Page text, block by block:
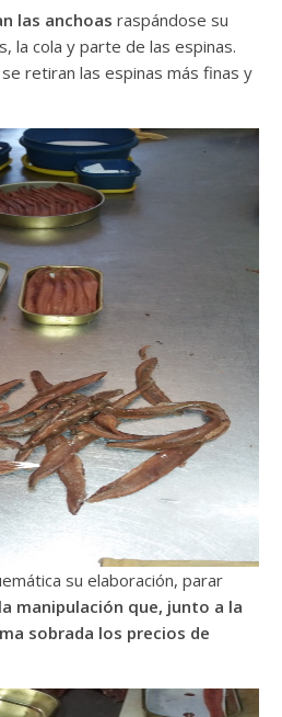
las anchoasraspándose su
la cola y parte de las espinas.
retiran las espinas más finas y
su elaboración, parar
la manipulación que, junto a la
sobrada los precios de